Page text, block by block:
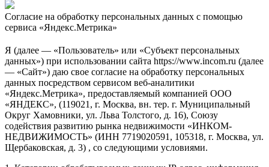
Согласие на обработку персональных данных с помощью
сервиса «Яндекс.Метрика»
Я (далее — «Пользователь» или «Субъект персональных
данных») при использовании сайта https://www.incom.ru (далее
— «Сайт») даю свое согласие на обработку персональных
данных посредством сервисом веб-аналитики
«Яндекс.Метрика», предоставляемый компанией ООО
«ЯНДЕКС», (119021, г. Москва, вн. тер. г. Муниципальный
Округ Хамовники, ул. Льва Толстого, д. 16), Союзу
содействия развитию рынка недвижимости «ИНКОМ-
НЕДВИЖИМОСТЬ» (ИНН 7719020591, 105318, г. Москва, ул.
Щербаковская, д. 3) , со следующими условиями.